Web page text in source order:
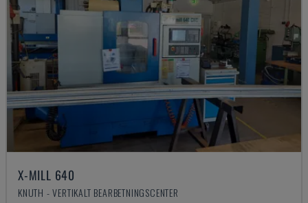
X-MILL 640
KNUTH - VERTIKALT BEARBETNINGSCENTER